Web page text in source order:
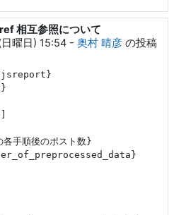
相互参照について
曜日) 15:54- 奥村 晴彦の投稿
手順後のポスト数}